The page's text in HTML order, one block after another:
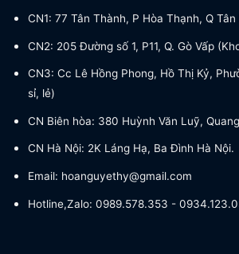
CN1: 77 Tân Thành, P Hòa Thạnh, Q Tân
CN2: 205 Đường số 1, P11, Q. Gò Vấp
CN3: Cc Lê Hồng Phong, Hồ Thị Kỷ,
sỉ, lẻ)
CN Biên hòa: 380 Huỳnh Văn Luỹ,
CN Hà Nội: 2K Láng Hạ, Ba Đình Hà Nội.
Email: hoanguyethy@gmail.com
Hotline,Zalo: 0989.578.353 -